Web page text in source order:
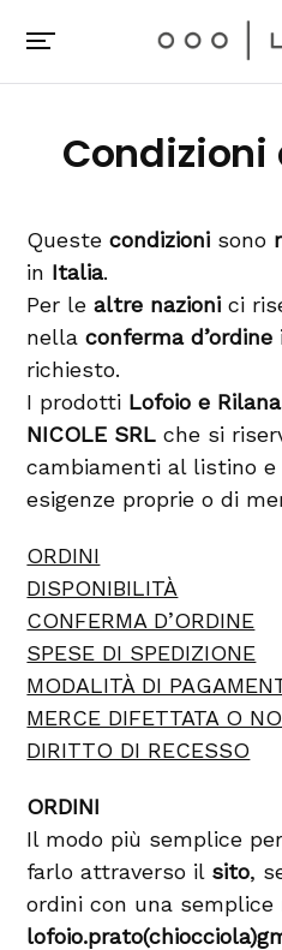
Questecondizioni sono
in Italia.
Per lealtre nazioni ci
nellaconferma d’ordine
richiesto.
I prodotti Lofoio e Rilana
NICOLE SRL che si
cambiamenti al listino
esigenze proprie o di
ORDINI
DISPONIBILITÀ
CONFERMA D’ORDINE
SPESE DI SPEDIZIONE
MODALITÀ DI
MERCE DIFETTATA O
DIRITTO DI RECESSO
ORDINI
Il modo più semplice
farlo attraverso il sito,
ordini con una semplice